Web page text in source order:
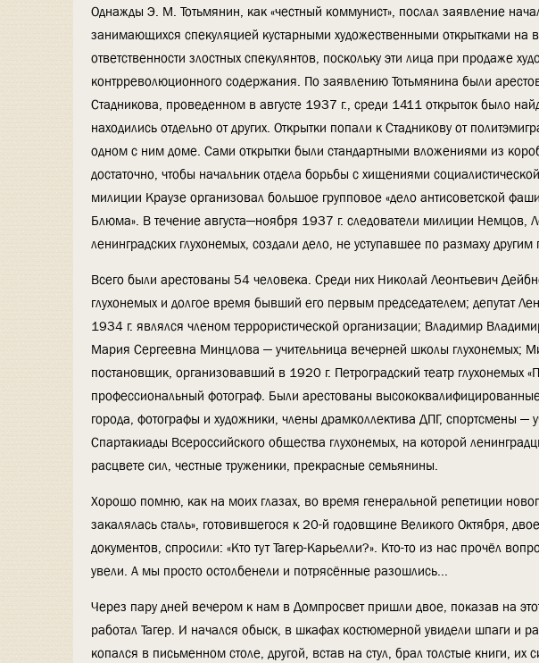
Однажды Э. М. Тотьмянин, как «честный коммунист», послал заявление
занимающихся спекуляцией кустарными художественными открытками на
ответственности злостных спекулянтов, поскольку эти лица при продаже
контрреволюционного содержания. По заявлению Тотьмянина были
Стадникова, проведенном в августе 1937 г., среди 1411 открыток было
находились отдельно от других. Открытки попали к Стадникову от
одном с ним доме. Сами открытки были стандартными вложениями из
достаточно, чтобы начальник отдела борьбы с хищениями
милиции Краузе организовал большое групповое «дело антисоветской
Блюма». В течение августа—ноября 1937 г. следователи милиции
ленинградских глухонемых, создали дело, не уступавшее по размаху
Всего были арестованы 54 человека. Среди них Николай Леонтьевич
глухонемых и долгое время бывший его первым председателем; депутат
1934 г. являлся членом террористической организации; Владимир
Мария Сергеевна Минцлова — учительница вечерней школы глухонемых;
постановщик, организовавший в 1920 г. Петроградский театр
профессиональный фотограф. Были арестованы
города, фотографы и художники, члены драмколлектива ДПГ, спортсмены —
Спартакиады Всероссийского общества глухонемых, на которой
расцвете сил, честные труженики, прекрасные семьянины.
Хорошо помню, как на моих глазах, во время генеральной репетиции
закалялась сталь», готовившегося к 20-й годовщине Великого Октября,
документов, спросили: «Кто тут Тагер-Карьелли?». Кто-то из нас прочёл
увели. А мы просто остолбенели и потрясённые разошлись...
Через пару дней вечером к нам в Домпросвет пришли двое, показав на
работал Тагер. И начался обыск, в шкафах костюмерной увидели шпаги и
копался в письменном столе, другой, встав на стул, брал толстые книги,